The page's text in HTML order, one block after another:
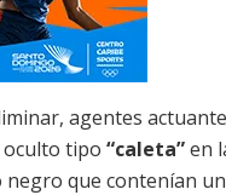
agentes
tipo “caleta”en
que contenían